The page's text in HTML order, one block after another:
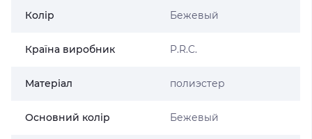
Колір Бежевый
Країна виробник P.R.C.
Матеріал полиэстер
Основний колір Бежевый